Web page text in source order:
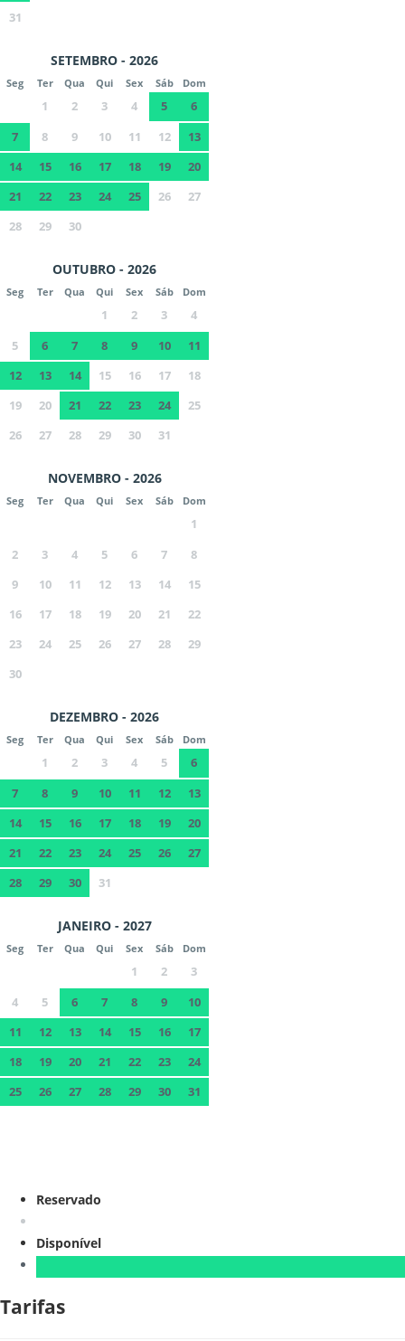
31
SETEMBRO - 2026
Seg Ter Qua Qui Sex Sáb Dom
1 2 3 4 5
6
7
8 9 10 11 12
13
14
15 16 17 18 19
20
21
22 23 24 25 26
27
28
29 30
OUTUBRO - 2026
Seg Ter Qua Qui Sex Sáb Dom
1 2 3
4
5
6 7 8 9 10
11
12
13 14 15 16 17
18
19
20 21 22 23 24
25
26
27 28 29 30 31
NOVEMBRO - 2026
Seg Ter Qua Qui Sex Sáb Dom
1
2
3 4 5 6 7
8
9
10 11 12 13 14
15
16
17 18 19 20 21
22
23
24 25 26 27 28
29
30
DEZEMBRO - 2026
Seg Ter Qua Qui Sex Sáb Dom
1 2 3 4 5
6
7
8 9 10 11 12
13
14
15 16 17 18 19
20
21
22 23 24 25 26
27
28
29 30 31
JANEIRO - 2027
Seg Ter Qua Qui Sex Sáb Dom
1 2
3
4
5 6 7 8 9
10
11
12 13 14 15 16
17
18
19 20 21 22 23
24
25
26 27 28 29 30 31
Reservado
Disponível
Tarifas